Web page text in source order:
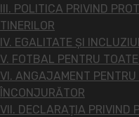
III. POLITICA PRIVIND
TINERILOR
IV. EGALITATE ȘI
V. FOTBAL PENTRU
VI. ANGAJAMENT PENTRU
ÎNCONJURĂTOR
VII. DECLARAȚIA PRIVIND